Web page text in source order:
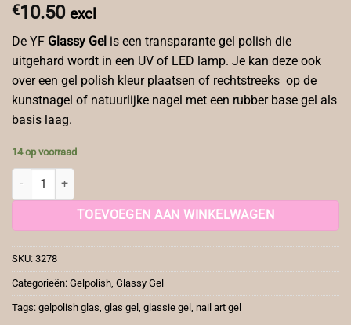
€10.50 excl
De YF Glassy Gel is een transparante gel polish die
uitgehard wordt in een UV of LED lamp. Je kan deze ook
over een gel polish kleur plaatsen of rechtstreeks op de
kunstnagel of natuurlijke nagel met een rubber base gel als
basis laag.
14 op voorraad
Glassy Gel Orange aantal
TOEVOEGEN AAN WINKELWAGEN
SKU: 3278
Categorieën: Gelpolish, Glassy Gel
Tags: gelpolish glas, glas gel , glassie gel , nail art gel